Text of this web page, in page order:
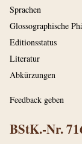
Sprachen
Glossographische
Editionsstatus
Literatur
Abkürzungen
Feedback geben
BStK.-Nr.